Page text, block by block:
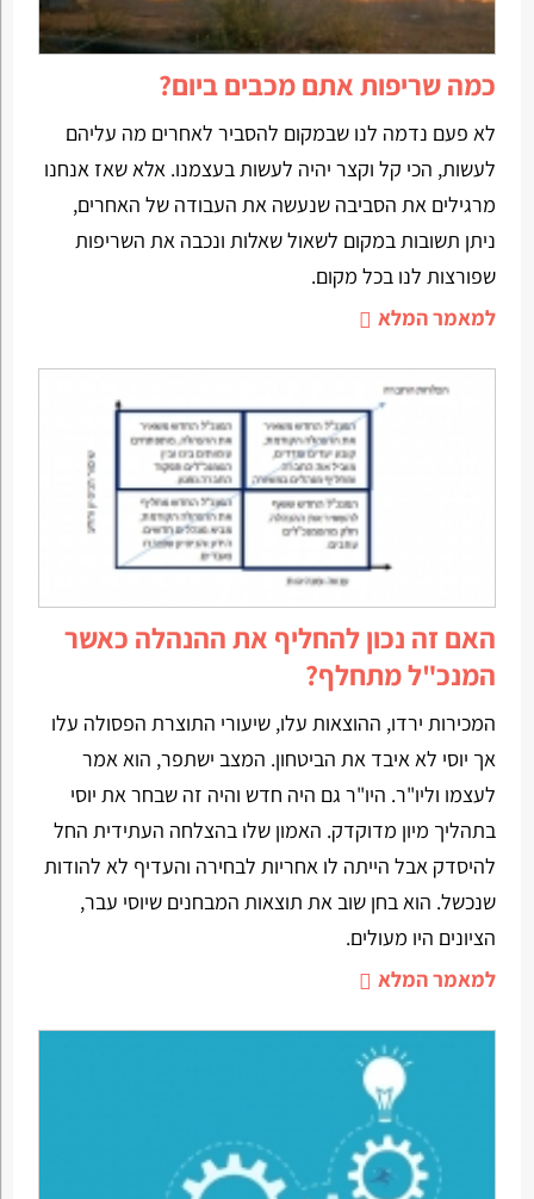
כמה שריפות אתם מכבים ביום?
לא פעם נדמה לנו שבמקום להסביר לאחרים מה עליהם
לעשות, הכי קל וקצר יהיה לעשות בעצמנו. אלא שאז אנחנו
מרגילים את הסביבה שנעשה את העבודה של האחרים,
ניתן תשובות במקום לשאול שאלות ונכבה את השריפות
שפורצות לנו בכל מקום.
למאמר המלא
האם זה נכון להחליף את ההנהלה כאשר
המנכ"ל מתחלף?
המכירות ירדו, ההוצאות עלו, שיעורי התוצרת הפסולה עלו
אך יוסי לא איבד את הביטחון. המצב ישתפר, הוא אמר
לעצמו וליו"ר. היו"ר גם היה חדש והיה זה שבחר את יוסי
בתהליך מיון מדוקדק. האמון שלו בהצלחה העתידית החל
להיסדק אבל הייתה לו אחריות לבחירה והעדיף לא להודות
שנכשל. הוא בחן שוב את תוצאות המבחנים שיוסי עבר,
הציונים היו מעולים.
למאמר המלא